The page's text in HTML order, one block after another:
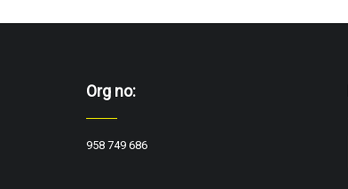
Org no:
958 749 686